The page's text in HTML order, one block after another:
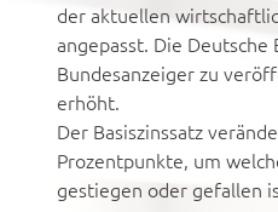
der aktuellen
angepasst. Die
Bundesanzeiger zu
erhöht.
Der Basiszinssatz
Prozentpunkte, um
gestiegen oder gefallen